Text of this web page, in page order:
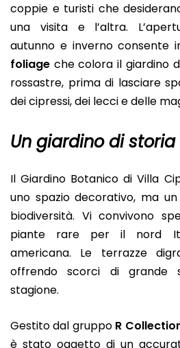
coppie e turisti che
una visita e l’altra.
autunno e inverno consente
foliage che colora il giardino
rossastre, prima di lasciare
dei cipressi, dei lecci e delle
Un giardino di
Il Giardino Botanico di Villa
uno spazio decorativo, ma
biodiversità. Vi convivono
piante rare per il nord
americana. Le terrazze
offrendo scorci di grande
stagione.
Gestito dal gruppo R
è stato oggetto di un